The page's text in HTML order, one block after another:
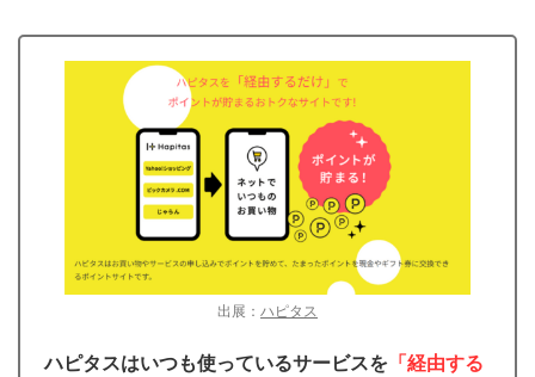
出展： ハピタス
ハピタスはいつも使っているサービスを 「経由する